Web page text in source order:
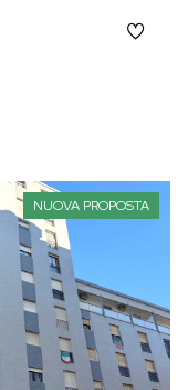
NUOVA PROPOSTA